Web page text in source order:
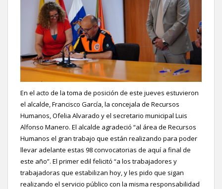
En el acto de la toma de posición de este jueves estuvieron
el alcalde, Francisco García, la concejala de Recursos
Humanos, Ofelia Alvarado y el secretario municipal Luis
Alfonso Manero. El alcalde agradeció “al área de Recursos
Humanos el gran trabajo que están realizando para poder
llevar adelante estas 98 convocatorias de aquí a final de
este año”. El primer edil felicitó “a los trabajadores y
trabajadoras que estabilizan hoy, y les pido que sigan
realizando el servicio público con la misma responsabilidad